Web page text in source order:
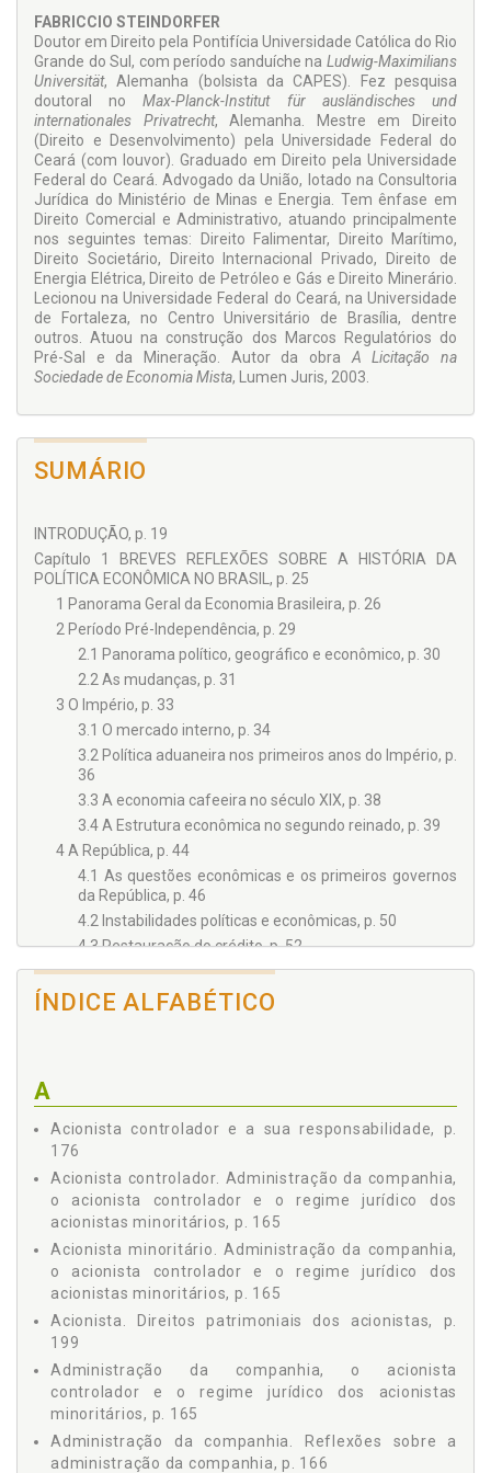
acionistas minoritários de outro, gerando demandas
administrativas e judiciais que podem culminar em
desastrosas condenações contra as sociedades controladas
pelo Estado.
As conclusões apontam para uma saída de vertente
hermenêutica, que busca adequar os objetivos do
Welfare
Statee o legítimo interesse econômico dos investidores das
sociedades de economia mista.
FABRICCIO STEINDORFER
Doutor em Direito pela Pontifícia Universidade Católica do Rio
Grande do Sul, com período sanduíche na Ludwig-Maximilians
Universität, Alemanha (bolsista da CAPES). Fez pesquisa
doutoral noMax-Planck-Institut für ausländisches und
internationales Privatrecht, Alemanha. Mestre em Direito
(Direito e Desenvolvimento) pela Universidade Federal do
Ceará (com louvor). Graduado em Direito pela Universidade
Federal do Ceará. Advogado da União, lotado na Consultoria
Jurídica do Ministério de Minas e Energia. Tem ênfase em
Direito Comercial e Administrativo, atuando principalmente
nos seguintes temas: Direito Falimentar, Direito Marítimo,
Direito Societário, Direito Internacional Privado, Direito de
Energia Elétrica, Direito de Petróleo e Gás e Direito Minerário.
Lecionou na Universidade Federal do Ceará, na Universidade
de Fortaleza, no Centro Universitário de Brasília, dentre
outros. Atuou na construção dos Marcos Regulatórios do
Pré-Sal e da Mineração. Autor da obraA Licitação na
Sociedade de Economia Mista, Lumen Juris, 2003.
SUMÁRIO
INTRODUÇÃO, p. 19
Capítulo 1 BREVES REFLEXÕES SOBRE A HISTÓRIA DA
POLÍTICA ECONÔMICA NO BRASIL, p. 25
1 Panorama Geral da Economia Brasileira, p. 26
2 Período Pré-Independência, p. 29
2.1 Panorama político, geográfico e econômico, p. 30
2.2 As mudanças, p. 31
3 O Império, p. 33
3.1 O mercado interno, p. 34
3.2 Política aduaneira nos primeiros anos do Império, p.
36
3.3 A economia cafeeira no século XIX, p. 38
3.4 A Estrutura econômica no segundo reinado, p. 39
4 A República, p. 44
4.1 As questões econômicas e os primeiros governos
da República, p. 46
4.2 Instabilidades políticas e econômicas, p. 50
4.3 Restauração do crédito, p. 52
4.4 O café e a indústria, p. 53
4.4.1 O café, p. 54
SOCIEDADES DE ECONOMIA MISTA, p. 71
72
2 Políticas Públicas, p. 79
2.1 Economia e desenvolvimento, p. 79
2.2 Interesse público e sua supremacia, aproximações,
p. 81
2.3 Posições críticas, p. 85
2.4 O contra-ataque: exposição e críticas, p. 94
2.5 Desconstrução ou construção?, p. 99
3 Objetivos das Sociedades de Economia Mista, p. 104
3.2 Objeto social, p. 106
3.3 Dever de lealdade e intuito de lucro, p. 109
3.3.1 O dever de lealdade, p. 109
3.3.2 Intuito de lucro, p. 114
ÍNDICE ALFABÉTICO
A
Acionista controlador e a sua responsabilidade, p.
176
Acionista controlador. Administração da companhia,
o acionista controlador e o regime jurídico dos
acionistas minoritários, p. 165
Acionista minoritário. Administração da companhia,
o acionista controlador e o regime jurídico dos
acionistas minoritários, p. 165
Acionista. Direitos patrimoniais dos acionistas, p.
199
Administração da companhia, o acionista
controlador e o regime jurídico dos acionistas
minoritários, p. 165
Administração da companhia. Reflexões sobre a
administração da companhia, p. 166